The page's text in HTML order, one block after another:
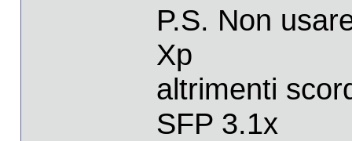
P.S. Non
Xp
altrimenti
SFP 3.1x